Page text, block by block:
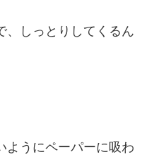
、しっとりしてくるん
ようにペーパーに吸わ